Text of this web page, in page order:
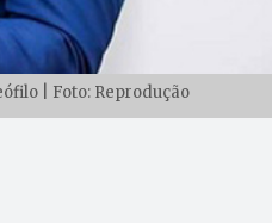
| Foto: Reprodução